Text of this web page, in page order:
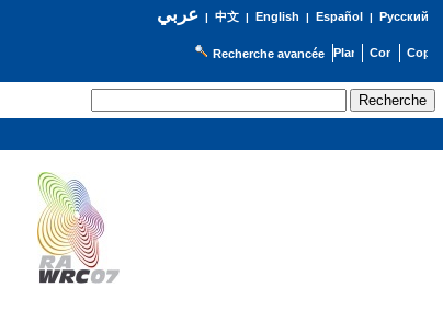
عربي| 中文| English | Español | Русский
Recherche avancée